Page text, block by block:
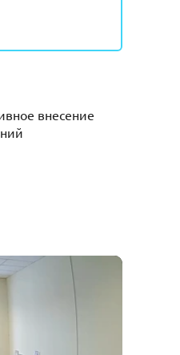
внесение